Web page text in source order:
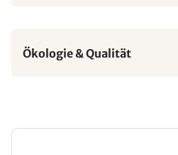
Ökologie & Qualität